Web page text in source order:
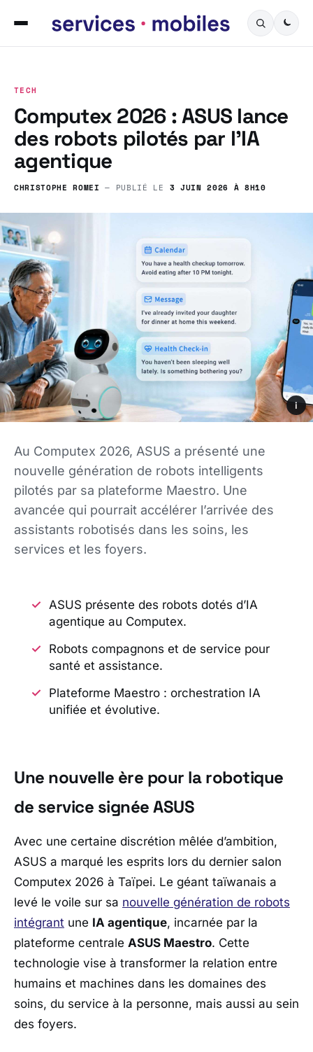
TECH
Computex 2026 : ASUS lance
des robots pilotés par l’IA
agentique
CHRISTOPHE ROMEI — PUBLIÉ LE 3 JUIN 2026 À 8H10
i
Au Computex 2026, ASUS a présenté une
nouvelle génération de robots intelligents
pilotés par sa plateforme Maestro. Une
avancée qui pourrait accélérer l’arrivée des
assistants robotisés dans les soins, les
services et les foyers.
ASUS présente des robots dotés d’IA
agentique au Computex.
Robots compagnons et de service pour
santé et assistance.
Plateforme Maestro : orchestration IA
unifiée et évolutive.
Une nouvelle ère pour la robotique
de service signéeASUS
Avec une certaine discrétion mêlée d’ambition,
ASUS a marqué les esprits lors du dernier salon
Computex 2026 à Taïpei. Le géant taïwanais a
levé le voile sur sa nouvelle génération de robots
intégrant une IA agentique, incarnée par la
plateforme centrale ASUS Maestro. Cette
technologie vise à transformer la relation entre
humains et machines dans les domaines des
soins, du service à la personne, mais aussi au sein
des foyers.